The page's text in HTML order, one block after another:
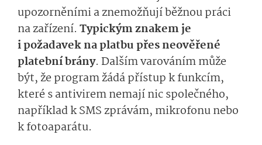
upozorněními a znemožňují běžnou práci
na zařízení. Typickým znakem je
i požadavek na platbu přes neověřené
platební brány. Dalším varováním může
být, že program žádá přístup k funkcím,
které s antivirem nemají nic společného,
například k SMS zprávám, mikrofonu nebo
k fotoaparátu.